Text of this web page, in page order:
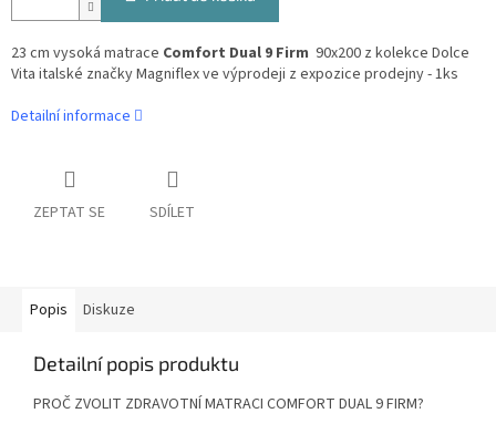
23 cm vysoká matrace Comfort Dual 9 Firm 90x200 z kolekce Dolce
Vita italské značky Magniflex ve výprodeji z expozice prodejny - 1ks
Detailní informace
ZEPTAT SE SDÍLET
Popis Diskuze
Detailní popis produktu
PROČ ZVOLIT ZDRAVOTNÍ MATRACI COMFORT DUAL 9 FIRM?